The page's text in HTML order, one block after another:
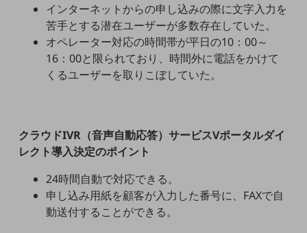
一次産業
医療・介護
製造・建設業
キーワードで探す
モバイルTOP
法人向けスマホ・携帯に関する、
インターネットからの申し込みの際に文字入力を
苦手とする潜在ユーザーが多数存在していた。
オペレーター対応の時間帯が平日の10：00～
16：00と限られており、時間外に電話をかけて
くるユーザーを取りこぼしていた。
クラウドIVR（音声自動応答）サービスVポータルダイ
レクト導入決定のポイント
24時間自動で対応できる。
申し込み用紙を顧客が入力した番号に、FAXで自
動送付することができる。